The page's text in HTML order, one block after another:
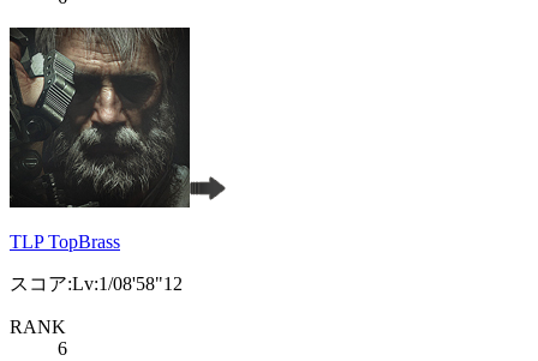
TLP TopBrass
スコア:Lv:1/08'58"12
RANK
6